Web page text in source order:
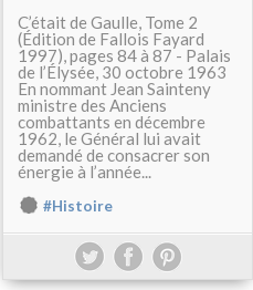
C’était de Gaulle, Tome 2
(Édition de Fallois Fayard
1997), pages 84 à 87 - Palais
de l’Élysée, 30 octobre 1963
En nommant Jean Sainteny
ministre des Anciens
combattants en décembre
1962, le Général lui avait
demandé de consacrer son
énergie à l’année...
#Histoire